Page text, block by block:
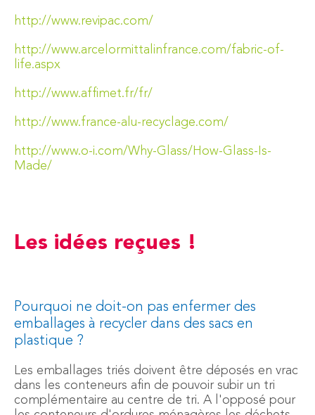
http://www.revipac.com/
http://www.arcelormittalinfrance.com/fabric-of-
life.aspx
http://www.affimet.fr/fr/
http://www.france-alu-recyclage.com/
http://www.o-i.com/Why-Glass/How-Glass-Is-
Made/
Les idées reçues !
Pourquoi ne doit-on pas enfermer des
emballages à recycler dans des sacs en
plastique ?
Les emballages triés doivent être déposés en vrac
dans les conteneurs afin de pouvoir subir un tri
complémentaire au centre de tri. A l'opposé pour